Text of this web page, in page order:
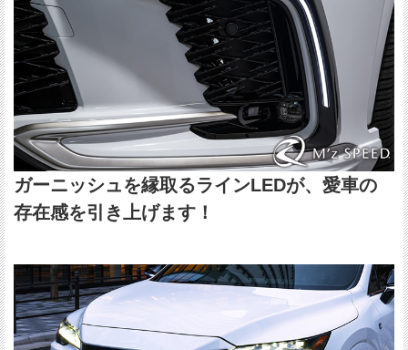
ガーニッシュを縁取るラインLEDが、愛車の
存在感を引き上げます！